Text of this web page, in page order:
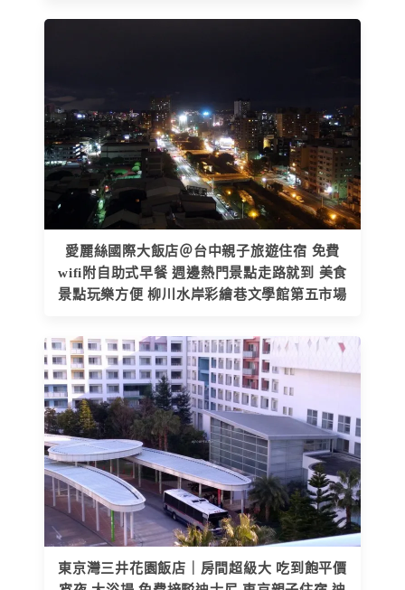
愛麗絲國際大飯店＠台中親子旅遊住宿 免費
wifi附自助式早餐 週邊熱門景點走路就到 美食
景點玩樂方便 柳川水岸彩繪巷文學館第五市場
東京灣三井花園飯店｜房間超級大 吃到飽平價